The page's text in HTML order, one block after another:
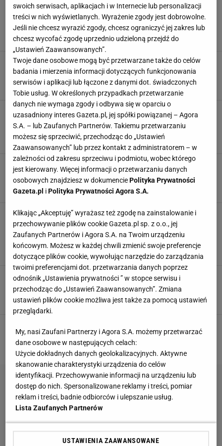
Jak czyścić słuchawki douszne, by ich nie
uszkodzić. Eksperci ostrzegają przed tym
błędem
CZYSZCZENIE ELEKTRONIKA SŁUCHAWKI
Nie szoruję już przypalonej patelni godzinami.
Posypuję ją tym proszkiem i osad sam puszcza
CZYSZCZENIE DOMOWE SPOSOBY KUCHNIA PATELNIA
Zacieki na szybie prysznicowej to przeszłość.
Sytuację uratuje nieoczywisty produkt z kuchni
CZYSZCZENIE DOMOWE SPOSOBY
KABINY PRYSZNICOWE
ŁAZIENKA
Ubrania śmierdzą i się nie dopierają? Szybko
zajrzyj w to miejsce. Tak uratujesz pralkę
CZYSZCZENIE
Jak pozbyć się tłuszczu z airfryera? Tak
usuniesz nawet stare przypalenia bez
szorowania
AIR FRYER CZYSZCZENIE DOMOWE SPOSOBY
FRYTKOWNICA BEZTŁUSZCZOWA
Plamy po kawie na ubraniu? Tymi sposobami
wyczyścisz je nawet poza domem
CZYSZCZENIE DOMOWE SPOSOBY UBRANIA
2 3 4 5
swoich serwisach, aplikacjach i w Internecie lub personalizacji
treści w nich wyświetlanych. Wyrażenie zgody jest dobrowolne.
Jeśli nie chcesz wyrazić zgody, chcesz ograniczyć jej zakres lub
chcesz wycofać zgodę uprzednio udzieloną przejdź do
„Ustawień Zaawansowanych”.
Twoje dane osobowe mogą być przetwarzane także do celów
badania i mierzenia informacji dotyczących funkcjonowania
serwisów i aplikacji lub łączone z danymi dot. świadczonych
Tobie usług. W określonych przypadkach przetwarzanie
danych nie wymaga zgody i odbywa się w oparciu o
uzasadniony interes Gazeta.pl, jej spółki powiązanej – Agora
S.A. – lub Zaufanych Partnerów. Takiemu przetwarzaniu
możesz się sprzeciwić, przechodząc do „Ustawień
Zaawansowanych” lub przez kontakt z administratorem – w
zależności od zakresu sprzeciwu i podmiotu, wobec którego
jest kierowany. Więcej informacji o przetwarzaniu danych
osobowych znajdziesz w dokumencie Polityka Prywatności
Gazeta.pl i Polityka Prywatności Agora S.A.
Klikając „Akceptuję” wyrażasz też zgodę na zainstalowanie i
przechowywanie plików cookie Gazeta.pl sp. z o.o., jej
Zaufanych Partnerów i Agora S.A. na Twoim urządzeniu
końcowym. Możesz w każdej chwili zmienić swoje preferencje
dotyczące plików cookie, wywołując narzędzie do zarządzania
twoimi preferencjami dot. przetwarzania danych poprzez
odnośnik „Ustawienia prywatności ” w stopce serwisu i
przechodząc do „Ustawień Zaawansowanych”. Zmiana
ustawień plików cookie możliwa jest także za pomocą ustawień
przeglądarki.
My, nasi Zaufani Partnerzy i Agora S.A. możemy przetwarzać
dane osobowe w następujących celach:
Użycie dokładnych danych geolokalizacyjnych. Aktywne
skanowanie charakterystyki urządzenia do celów
identyfikacji. Przechowywanie informacji na urządzeniu lub
dostęp do nich. Spersonalizowane reklamy i treści, pomiar
reklam i treści, badnie odbiorców i ulepszanie usług.
Lista Zaufanych Partnerów
USTAWIENIA ZAAWANSOWANE